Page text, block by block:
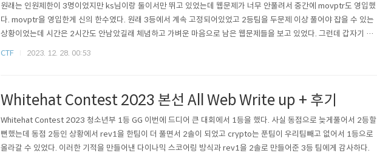
원래는 인원제한이 3명이었지만 ks님이랑 둘이서만 뛰고 있었는데 웹문제가 너무 안풀려서 중간에 movptr도 영입했
다. movptr을 영입한게 신의 한수였다. 원래 3등에서 계속 고정되어있었고 2등팀을 두문제 이상 풀어야 잡을 수 있는
상황이었는데 시간은 2시간도 안남았길래 체념하고 가벼운 마음으로 남은 웹문제들을 보고 있었다. 그런데 갑자기 ks
CTF 2023. 12. 28. 00:53
Whitehat Contest 2023 본선 All Web Write up + 후기
Whitehat Contest 2023 청소년부 1등 GG 이번에 드디어 큰 대회에서 1등을 했다. 사실 동점으로 늦게풀어서 2등할
뻔했는데 동점 2등인 상황에서 rev1을 한팀이 더 풀면서 2솔이 되었고 crypto는 푼팀이 우리팀빼고 없어서 1등으로
올라갈 수 있었다. 이러한 기적을 만들어낸 다이나믹 스코어링 방식과 rev1을 2솔로 만들어준 3등 팀에게 감사하다.